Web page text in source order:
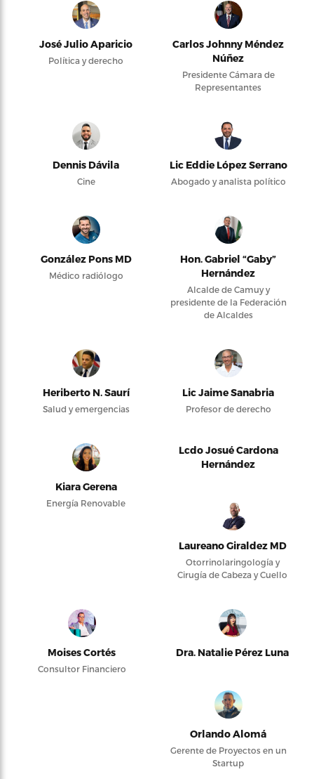
José Julio Aparicio
Política y derecho
Carlos Johnny Méndez
Núñez
Presidente Cámara de
Representantes
Dennis Dávila
Cine
Lic Eddie López Serrano
Abogado y analista político
González Pons MD
Médico radiólogo
Hon. Gabriel “Gaby”
Hernández
Alcalde de Camuy y
presidente de la Federación
de Alcaldes
Heriberto N. Saurí
Salud y emergencias
Lic Jaime Sanabria
Profesor de derecho
Kiara Gerena
Energía Renovable
Lcdo Josué Cardona
Hernández
Laureano Giraldez MD
Otorrinolaringología y
Cirugía de Cabeza y Cuello
Moises Cortés
Consultor Financiero
Dra. Natalie Pérez Luna
Orlando Alomá
Gerente de Proyectos en un
Startup